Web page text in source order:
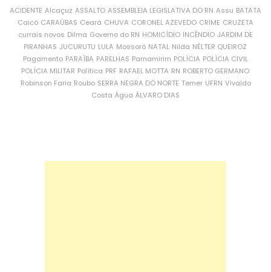
ACIDENTE Alcaçuz ASSALTO ASSEMBLEIA LEGISLATIVA DO RN Assu BATATA
Caicó CARAÚBAS Ceará CHUVA CORONEL AZEVEDO CRIME CRUZETA
currais novos Dilma Governo do RN HOMICÍDIO INCÊNDIO JARDIM DE
PIRANHAS JUCURUTU LULA Mossoró NATAL Nilda NÉLTER QUEIROZ
Pagamento PARAÍBA PARELHAS Parnamirim POLÍCIA POLÍCIA CIVIL
POLÍCIA MILITAR Política PRF RAFAEL MOTTA RN ROBERTO GERMANO
Robinson Faria Roubo SERRA NEGRA DO NORTE Temer UFRN Vivaldo
Costa Água ÁLVARO DIAS